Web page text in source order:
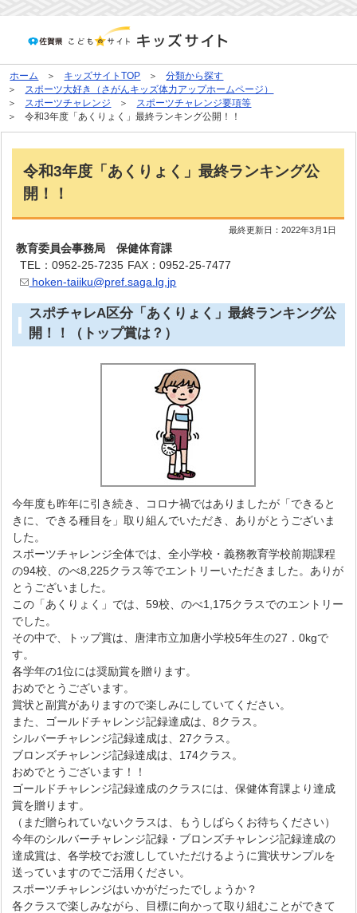
ホーム キッズサイトTOP
分類から探す
スポーツ大好き（さがんキッズ体力アップホームページ）
スポーツチャレンジ
スポーツチャレンジ要項等
令和3年度「あくりょく」最終ランキング公開！！
令和3年度「あくりょく」最終ランキング公
開！！
最終更新日：2022年3月1日
教育委員会事務局 保健体育課
TEL：0952-25-7235 FAX：0952-25-7477
hoken-taiiku@pref.saga.lg.jp
スポチャレA区分「あくりょく」最終ランキング公
開！！（トップ賞は？）
今年度も昨年に引き続き、コロナ禍ではありましたが「できると
きに、できる種目を」取り組んでいただき、ありがとうございま
した。
スポーツチャレンジ全体では、全小学校・義務教育学校前期課程
の94校、のべ8,225クラス等でエントリーいただきました。ありが
とうございました。
この「あくりょく」では、59校、のべ1,175クラスでのエントリー
でした。
その中で、トップ賞は、唐津市立加唐小学校5年生の27．0kgで
す。
各学年の1位には奨励賞を贈ります。
おめでとうございます。
賞状と副賞がありますので楽しみにしていてください。
また、ゴールドチャレンジ記録達成は、8クラス。
シルバーチャレンジ記録達成は、27クラス。
ブロンズチャレンジ記録達成は、174クラス。
おめでとうございます！！
ゴールドチャレンジ記録達成のクラスには、保健体育課より達成
賞を贈ります。
（まだ贈られていないクラスは、もうしばらくお待ちください）
今年のシルバーチャレンジ記録・ブロンズチャレンジ記録達成の
達成賞は、各学校でお渡ししていただけるように賞状サンプルを
送っていますのでご活用ください。
スポーツチャレンジはいかがだったでしょうか？
各クラスで楽しみながら、目標に向かって取り組むことができて